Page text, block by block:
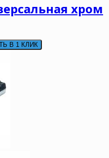
хром
В 1 КЛИК